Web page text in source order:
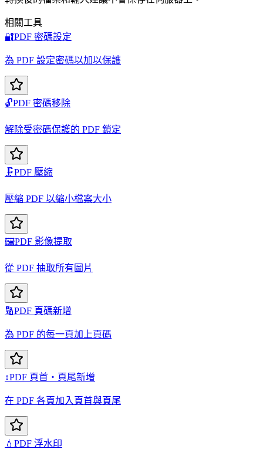
相關工具
🔐PDF 密碼設定
為 PDF 設定密碼以加以保護
🔓PDF 密碼移除
解除受密碼保護的 PDF 鎖定
🗜️PDF 壓縮
壓縮 PDF 以縮小檔案大小
🖼️PDF 影像提取
從 PDF 抽取所有圖片
🔢PDF 頁碼新增
為 PDF 的每一頁加上頁碼
↕️PDF 頁首・頁尾新增
在 PDF 各頁加入頁首與頁尾
💧 PDF 浮水印